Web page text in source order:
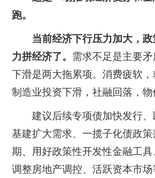
跑。
当前经济下行压力加大，
力拼经济了。 需求不足是主要
下滑是两大拖累项。消费疲软
制造业投资下滑，社融回落，物
建议后续专项债加快发行
基建扩大需求、一揽子化债政
期、用好政策性开发性金融工
调整房地产调控、活跃资本市